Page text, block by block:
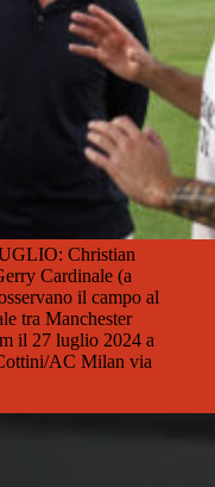
Christian
Cardinale (a
il campo al
tra Manchester
il 27 luglio 2024 a
AC Milan via